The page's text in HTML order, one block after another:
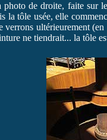
photo de droite, faite sur
la tôle usée, elle
verrons ultérieurement
ne tiendrait... la tôle